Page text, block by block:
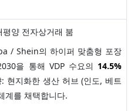
평양 전자상거래 붐
/ Shein의 하이퍼 맞춤형 포장
을 통해 VDP 수요의 14.5%
: 현지화한 생산 허브 (인도, 베트
계를 채택합니다.